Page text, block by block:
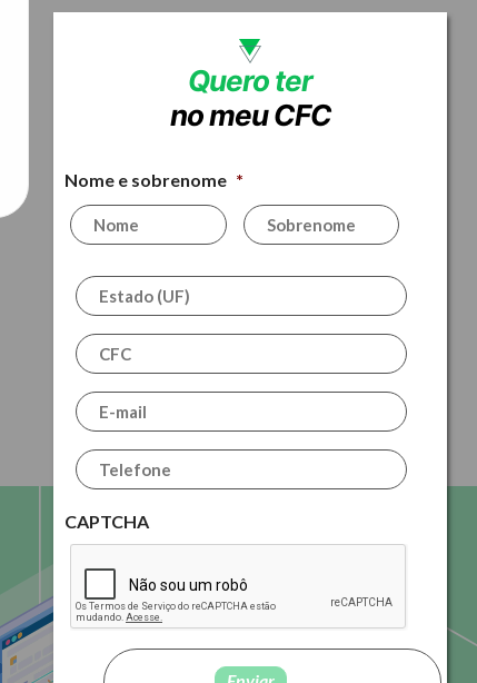
Quero ter
no meu CFC
Nome e sobrenome *
Estado
(UF) *
Razão
Social
do
seu
CFC?
*
E-
mail *
Telefone
CAPTCHA